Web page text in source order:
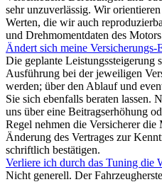
sehr unzuverlässig. Wir
Werten, die wir auch
und Drehmomentdaten des
Ändert sich meine Versicherungs-
Die geplante
Ausführung bei der jeweiligen
werden; über den Ablauf und
Sie sich ebenfalls beraten lassen.
uns über eine Beitragserhöhung
Regel nehmen die Versicherer die
Änderung des Vertrages zur
schriftlich bestätigen.
Verliere ich durch das Tuning die
Nicht generell. Der